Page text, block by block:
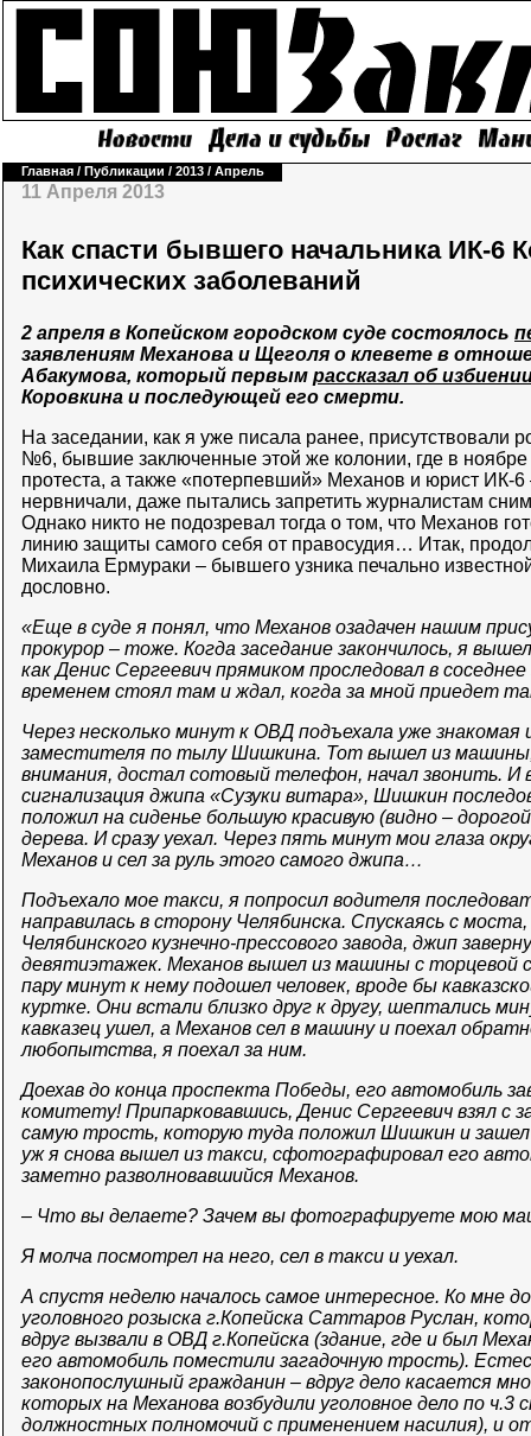
Главная / Публикации / 2013 / Апрель
11 Апреля 2013
Как спасти бывшего начальника ИК-6
психических заболеваний
2 апреля в Копейском городском суде состоялось
заявлениям Механова и Щеголя о клевете в
Абакумова, который первым рассказал об
Коровкина и последующей его смерти.
На заседании, как я уже писала ранее, присутствовали
№6, бывшие заключенные этой же колонии, где в
протеста, а также «потерпевший» Механов и юрист ИК-
нервничали, даже пытались запретить журналистам
Однако никто не подозревал тогда о том, что Механов
линию защиты самого себя от правосудия… Итак,
Михаила Ермураки – бывшего узника печально
дословно.
«Еще в суде я понял, что Механов озадачен нашим
прокурор – тоже. Когда заседание закончилось, я
как Денис Сергеевич прямиком проследовал в
временем стоял там и ждал, когда за мной приедет
Через несколько минут к ОВД подъехала уже знакомая
заместителя по тылу Шишкина. Тот вышел из
внимания, достал сотовый телефон, начал звонить.
сигнализация джипа «Сузуки витара», Шишкин
положил на сиденье большую красивую (видно –
дерева. И сразу уехал. Через пять минут мои глаза
Механов и сел за руль этого самого джипа…
Подъехало мое такси, я попросил водителя
направилась в сторону Челябинска. Спускаясь с
Челябинского кузнечно-прессового завода, джип
девятиэтажек. Механов вышел из машины с торцевой
пару минут к нему подошел человек, вроде бы
куртке. Они встали близко друг к другу, шептались
кавказец ушел, а Механов сел в машину и поехал
любопытства, я поехал за ним.
Доехав до конца проспекта Победы, его автомобиль
комитету! Припарковавшись, Денис Сергеевич взял с
самую трость, которую туда положил Шишкин и зашел
уж я снова вышел из такси, сфотографировал его
заметно разволновавшийся Механов.
– Что вы делаете? Зачем вы фотографируете мою
Я молча посмотрел на него, сел в такси и уехал.
А спустя неделю началось самое интересное. Ко мне
уголовного розыска г.Копейска Саттаров Руслан,
вдруг вызвали в ОВД г.Копейска (здание, где и был
его автомобиль поместили загадочную трость).
законопослушный гражданин – вдруг дело касается
которых на Механова возбудили уголовное дело по
должностных полномочий с применением насилия), и